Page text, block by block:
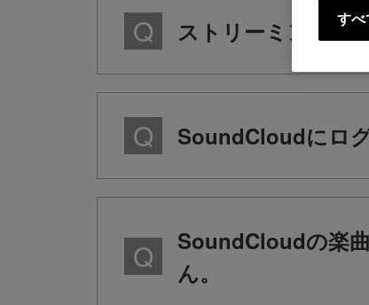
ストリーミング楽
SoundCloudにロ
SoundCloudの楽
ん。
すべ